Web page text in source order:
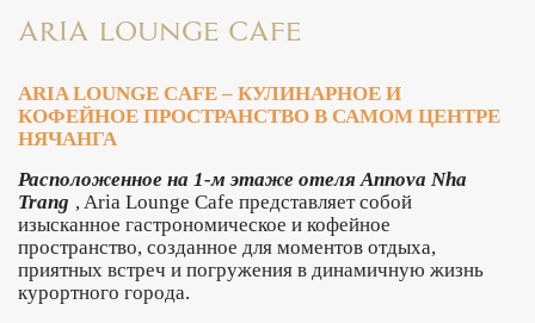
ARIA LOUNGE CAFE
ARIA LOUNGE CAFE – КУЛИНАРНОЕ И
КОФЕЙНОЕ ПРОСТРАНСТВО В САМОМ ЦЕНТРЕ
НЯЧАНГА
Расположенное на 1-м этаже отеля Annova Nha
Trang , Aria Lounge Cafe представляет собой
изысканное гастрономическое и кофейное
пространство, созданное для моментов отдыха,
приятных встреч и погружения в динамичную жизнь
курортного города.